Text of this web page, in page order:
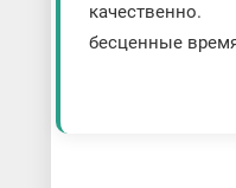
бесценные